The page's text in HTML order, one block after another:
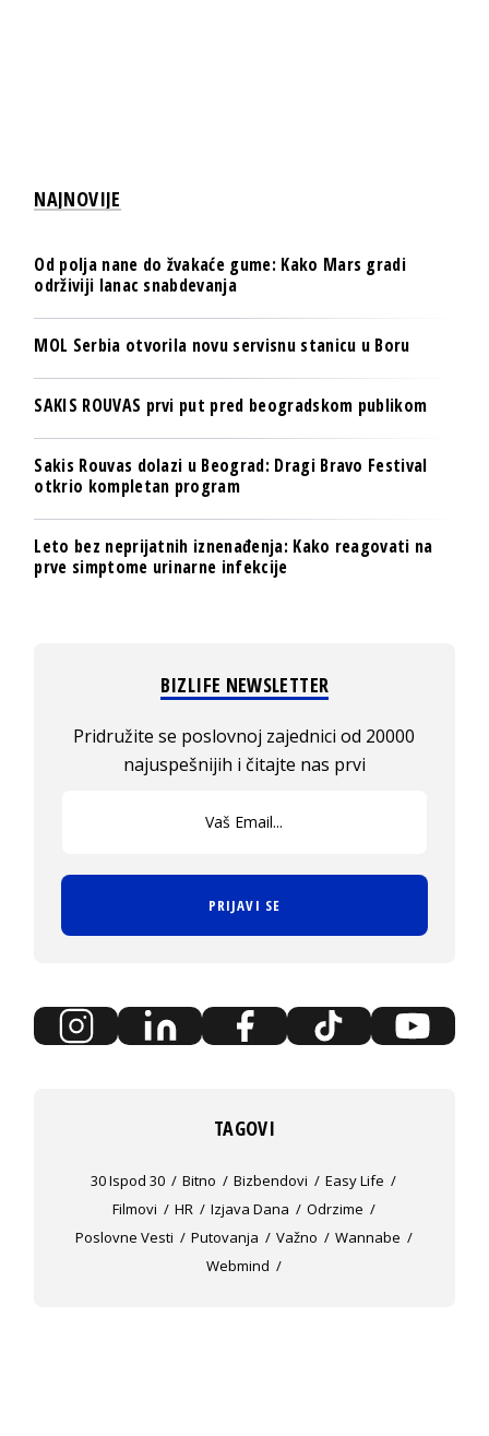
NAJNOVIJE
Od polja nane do žvakaće gume: Kako Mars gradi
održiviji lanac snabdevanja
MOL Serbia otvorila novu servisnu stanicu u Boru
SAKIS ROUVAS prvi put pred beogradskom publikom
Sakis Rouvas dolazi u Beograd: Dragi Bravo Festival
otkrio kompletan program
Leto bez neprijatnih iznenađenja: Kako reagovati na
prve simptome urinarne infekcije
BIZLIFE NEWSLETTER
Pridružite se poslovnoj zajednici od 20000
najuspešnijih i čitajte nas prvi
PRIJAVI SE
TAGOVI
30 Ispod 30 Bitno Bizbendovi
Easy Life
Filmovi
HR Izjava Dana
Odrzime
Poslovne Vesti
Putovanja Važno
Wannabe
Webmind